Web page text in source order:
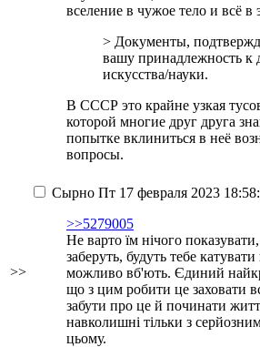
вселение в чужое тело и всё в
> Документы,
вашу принадлежность к
искусства/науки.
В СССР это крайне узкая
которой многие друг друга
попытке вклиниться в неё
вопросы.
>>
Сырно Пт 17 февраля 2023
>>5279005
Не варто їм нічого
заберуть, будуть тебе
можливо вб'ють. Єдиний
що з цим робити це заховати
забути про це й починати
навколишні тільки з
цьому.